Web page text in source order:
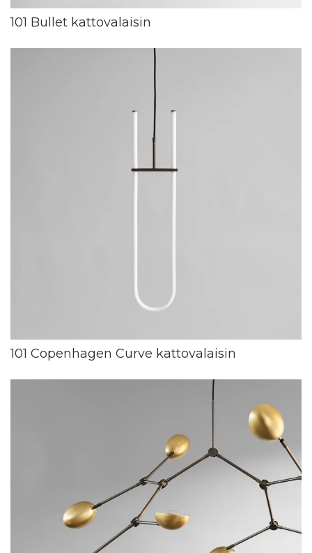
101 Bullet kattovalaisin
101 Copenhagen Curve kattovalaisin